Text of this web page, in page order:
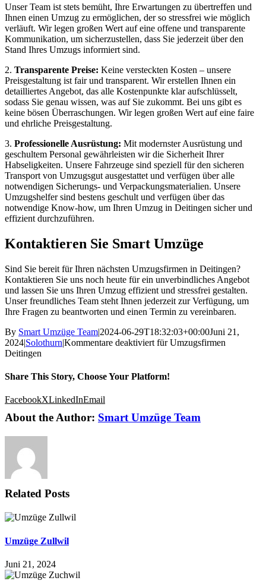
Unser Team ist stets bemüht, Ihre Erwartungen zu übertreffen und
Ihnen einen Umzug zu ermöglichen, der so stressfrei wie möglich
verläuft. Wir legen großen Wert auf eine offene und transparente
Kommunikation, um sicherzustellen, dass Sie jederzeit über den
Stand Ihres Umzugs informiert sind.
2. Transparente Preise: Keine versteckten Kosten – unsere
Preisgestaltung ist fair und transparent. Wir erstellen Ihnen ein
detailliertes Angebot, das alle Kostenpunkte klar aufschlüsselt,
sodass Sie genau wissen, was auf Sie zukommt. Bei uns gibt es
keine bösen Überraschungen. Wir legen großen Wert auf eine faire
und ehrliche Preisgestaltung.
3. Professionelle Ausrüstung: Mit modernster Ausrüstung und
geschultem Personal gewährleisten wir die Sicherheit Ihrer
Habseligkeiten. Unsere Fahrzeuge sind speziell für den sicheren
Transport von Umzugsgut ausgestattet und verfügen über alle
notwendigen Sicherungs- und Verpackungsmaterialien. Unsere
Umzugshelfer sind bestens geschult und verfügen über das
notwendige Know-how, um Ihren Umzug in Deitingen sicher und
effizient durchzuführen.
Kontaktieren Sie Smart Umzüge
Sind Sie bereit für Ihren nächsten Umzugsfirmen in Deitingen?
Kontaktieren Sie uns noch heute für ein unverbindliches Angebot
und lassen Sie uns Ihren Umzug effizient und stressfrei gestalten.
Unser freundliches Team steht Ihnen jederzeit zur Verfügung, um
Ihre Fragen zu beantworten und einen Termin zu vereinbaren.
By Smart Umzüge Team|2024-06-29T18:32:03+00:00Juni 21,
2024|Solothurn|Kommentare deaktiviert für Umzugsfirmen
Deitingen
Share This Story, Choose Your Platform!
FacebookXLinkedInEmail
About the Author: Smart Umzüge Team
Related Posts
Umzüge Zullwil
Juni 21, 2024